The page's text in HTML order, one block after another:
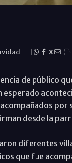
X
de público
desde la
diferentes
que fue